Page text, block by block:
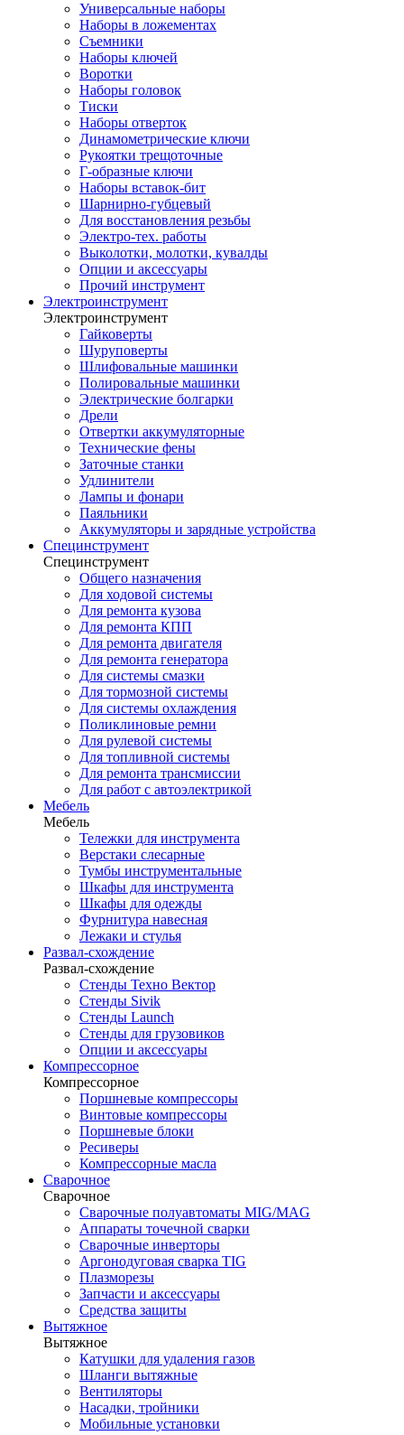
Универсальные наборы
Наборы в ложементах
Съемники
Наборы ключей
Воротки
Наборы головок
Тиски
Наборы отверток
Динамометрические ключи
Рукоятки трещоточные
Г-образные ключи
Наборы вставок-бит
Шарнирно-губцевый
Для восстановления резьбы
Электро-тех. работы
Выколотки, молотки, кувалды
Опции и аксессуары
Прочий инструмент
Электроинструмент
Электроинструмент
Гайковерты
Шуруповерты
Шлифовальные машинки
Полировальные машинки
Электрические болгарки
Дрели
Отвертки аккумуляторные
Технические фены
Заточные станки
Удлинители
Лампы и фонари
Паяльники
Аккумуляторы и зарядные устройства
Специнструмент
Специнструмент
Общего назначения
Для ходовой системы
Для ремонта кузова
Для ремонта КПП
Для ремонта двигателя
Для ремонта генератора
Для системы смазки
Для тормозной системы
Для системы охлаждения
Поликлиновые ремни
Для рулевой системы
Для топливной системы
Для ремонта трансмиссии
Для работ с автоэлектрикой
Мебель
Мебель
Тележки для инструмента
Верстаки слесарные
Тумбы инструментальные
Шкафы для инструмента
Шкафы для одежды
Фурнитура навесная
Лежаки и стулья
Развал-схождение
Развал-схождение
Стенды Техно Вектор
Стенды Sivik
Стенды Launch
Стенды для грузовиков
Опции и аксессуары
Компрессорное
Компрессорное
Поршневые компрессоры
Винтовые компрессоры
Поршневые блоки
Ресиверы
Компрессорные масла
Сварочное
Сварочное
Сварочные полуавтоматы MIG/MAG
Аппараты точечной сварки
Сварочные инверторы
Аргонодуговая сварка TIG
Плазморезы
Запчасти и аксессуары
Средства защиты
Вытяжное
Вытяжное
Катушки для удаления газов
Шланги вытяжные
Вентиляторы
Насадки, тройники
Мобильные установки